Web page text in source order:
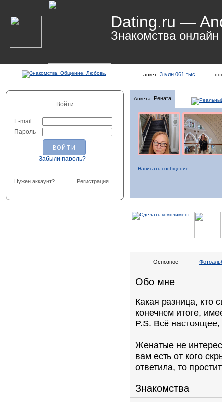
Dating.ru —
Знакомства онлайн
анкет: 3 млн 061 тыс
Войти
E-mail
Пароль
Забыли пароль?
Нужен аккаунт? Регистрация
Анкета: Рената
Написать сообщение
Основное
Обо мне
Какая разница, кто
конечном итоге,
P.S. Всё
Женатые не
вам есть от кого
ответила, то
Знакомства